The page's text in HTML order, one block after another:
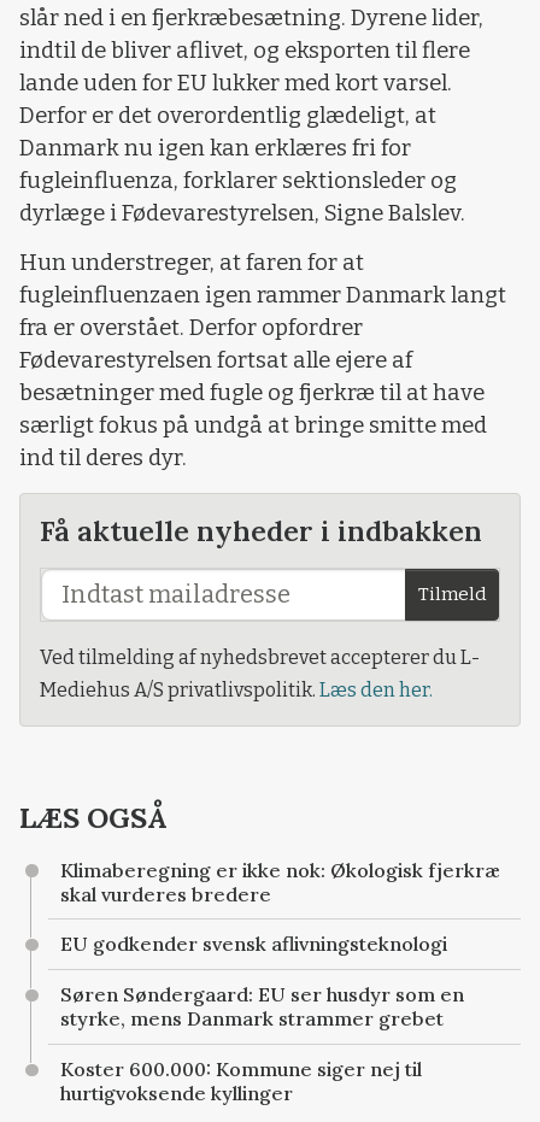
slår ned i en fjerkræbesætning. Dyrene lider,
indtil de bliver aflivet, og eksporten til flere
lande uden for EU lukker med kort varsel.
Derfor er det overordentlig glædeligt, at
Danmark nu igen kan erklæres fri for
fugleinfluenza, forklarer sektionsleder og
dyrlæge i Fødevarestyrelsen, Signe Balslev.
Hun understreger, at faren for at
fugleinfluenzaen igen rammer Danmark langt
fra er overstået. Derfor opfordrer
Fødevarestyrelsen fortsat alle ejere af
besætninger med fugle og fjerkræ til at have
særligt fokus på undgå at bringe smitte med
ind til deres dyr.
Få aktuelle nyheder i indbakken
Tilmeld
Ved tilmelding af nyhedsbrevet accepterer du L-
Mediehus A/S privatlivspolitik. Læs den her.
LÆS OGSÅ
Klimaberegning er ikke nok: Økologisk fjerkræ
skal vurderes bredere
EU godkender svensk aflivningsteknologi
Søren Søndergaard: EU ser husdyr som en
styrke, mens Danmark strammer grebet
Koster 600.000: Kommune siger nej til
hurtigvoksende kyllinger